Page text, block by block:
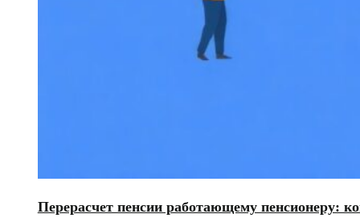
Перерасчет пенсии работающему пенсионеру: